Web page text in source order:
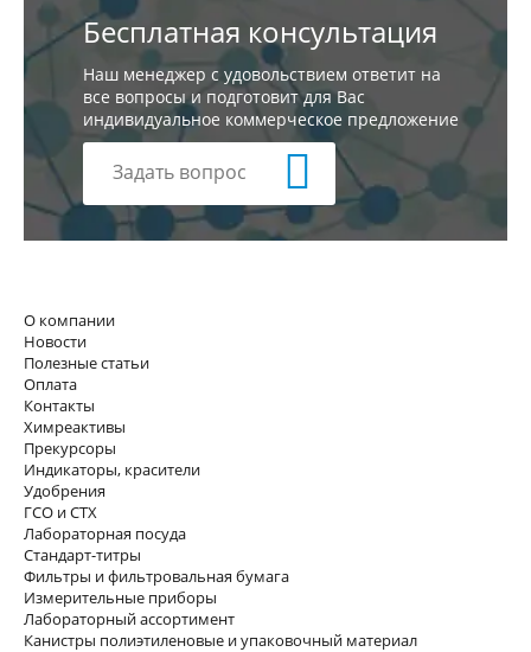
Бесплатная консультация
Наш менеджер с удовольствием ответит на
все вопросы и подготовит для Вас
индивидуальное коммерческое предложение
Задать вопрос
О компании
Новости
Полезные статьи
Оплата
Контакты
Химреактивы
Прекурсоры
Индикаторы, красители
Удобрения
ГСО и СТХ
Лабораторная посуда
Стандарт-титры
Фильтры и фильтровальная бумага
Измерительные приборы
Лабораторный ассортимент
Канистры полиэтиленовые и упаковочный материал